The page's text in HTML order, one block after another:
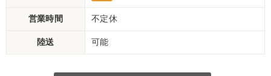
営業時間 不定休
陸送 可能